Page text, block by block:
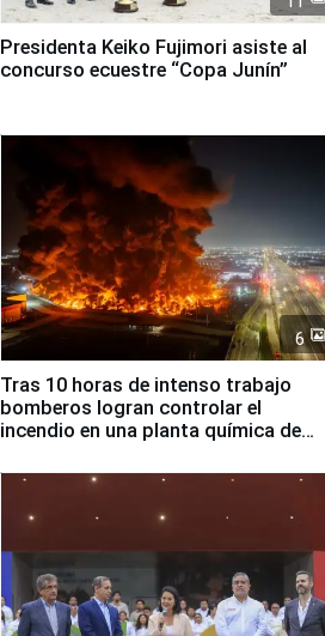
Presidenta Keiko Fujimori asiste al
concurso ecuestre “Copa Junín”
6
Tras 10 horas de intenso trabajo
bomberos logran controlar el
incendio en una planta química de